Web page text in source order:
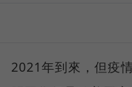
2021年到來，但疫